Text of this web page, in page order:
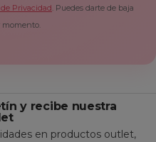
Privacidad. Puedes darte de baja
y recibe nuestra
en productos outlet,